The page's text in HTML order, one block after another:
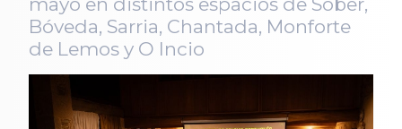
Bóveda, Sarria, Chantada, Monforte
de Lemos y O Incio